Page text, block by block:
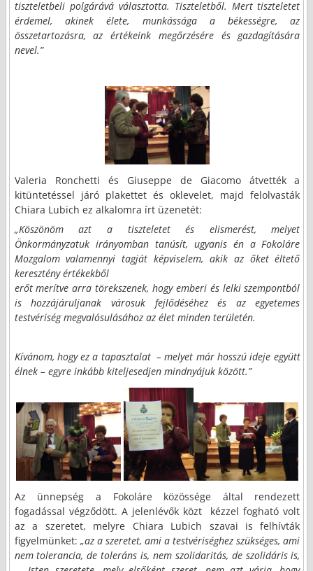
tiszteletbeli polgárává választotta. Tiszteletből. Mert tiszteletet
érdemel, akinek élete, munkássága a békességre, az
összetartozásra, az értékeink megőrzésére és gazdagítására
nevel.”
Valeria Ronchetti és Giuseppe de Giacomo átvették a
kitüntetéssel járó plakettet és oklevelet, majd felolvasták
Chiara Lubich ez alkalomra írt üzenetét:
„Köszönöm azt a tiszteletet és elismerést, melyet
Önkormányzatuk irányomban tanúsít, ugyanis én a Fokoláre
Mozgalom valamennyi tagját képviselem, akik az őket éltető
keresztény értékekből
erőt merítve arra törekszenek, hogy emberi és lelki szempontból
is hozzájáruljanak városuk fejlődéséhez és az egyetemes
testvériség megvalósulásához az élet minden területén.
Kívánom, hogy ez a tapasztalat – melyet már hosszú ideje együtt
élnek – egyre inkább kiteljesedjen mindnyájuk között.”
Az ünnepség a Fokoláre közössége által rendezett
fogadással végződött. A jelenlévők közt
kézzel fogható volt
az a szeretet, melyre Chiara Lubich szavai is felhívták
figyelmünket: „az a szeretet, ami a testvériséghez szükséges, ami
nem tolerancia, de toleráns is, nem szolidaritás, de szolidáris is,